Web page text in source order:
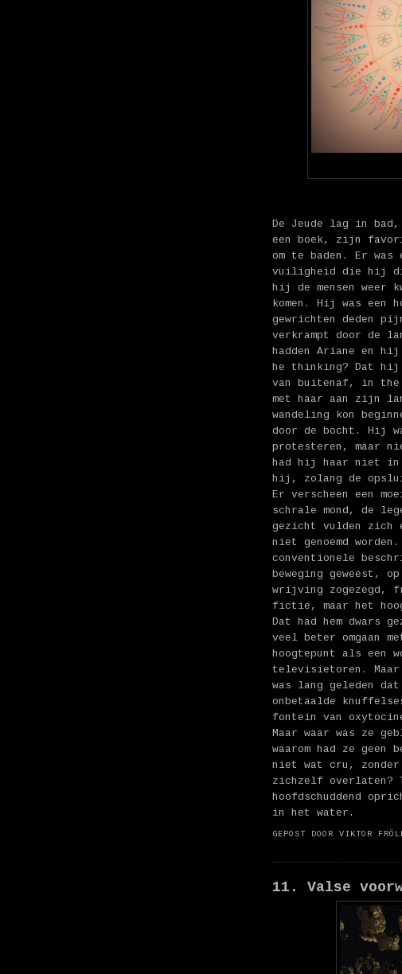
De Jeude lag in
een boek, zijn
om te baden. Er
vuiligheid die hij
hij de mensen weer
komen. Hij was een
gewrichten deden
verkrampt door de
hadden Ariane en hij
he thinking? Dat hij
van buitenaf, in the
met haar aan zijn
wandeling kon
door de bocht. Hij
protesteren, maar
had hij haar niet in
hij, zolang de
Er verscheen een
schrale mond, de
gezicht vulden zich
niet genoemd
conventionele
beweging geweest,
wrijving zogezegd,
fictie, maar het
Dat had hem dwars
veel beter omgaan
hoogtepunt als een
televisietoren.
was lang geleden
onbetaalde
fontein van
Maar waar was ze
waarom had ze geen
niet wat cru,
zichzelf overlaten?
hoofdschuddend
in het water.
GEPOST DOORVIKTOR
11. Valse